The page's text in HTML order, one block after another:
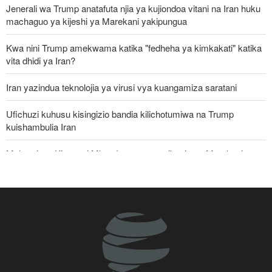
Jenerali wa Trump anatafuta njia ya kujiondoa vitani na Iran huku
machaguo ya kijeshi ya Marekani yakipungua
Kwa nini Trump amekwama katika "fedheha ya kimkakati" katika
vita dhidi ya Iran?
Iran yazindua teknolojia ya virusi vya kuangamiza saratani
Ufichuzi kuhusu kisingizio bandia kilichotumiwa na Trump
kuishambulia Iran
Mshauri wa Kiongozi Mkuu Iran asema vikosi vya Marekani
Seneta wa Marekani: Vita vimeifanya Iran kuwa imara zaidi,